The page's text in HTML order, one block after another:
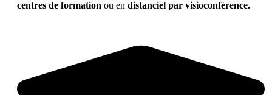
centres de formation ou en distanciel par visioconférence.